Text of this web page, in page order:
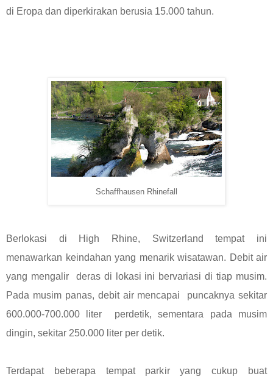
di Eropa dan diperkirakan berusia 15.000 tahun.
Schaffhausen Rhinefall
Berlokasi di High Rhine, Switzerland tempat ini
menawarkan keindahan yang menarik wisatawan. Debit air
yang mengalir deras di lokasi ini bervariasi di tiap musim.
Pada musim panas, debit air mencapai puncaknya sekitar
600.000-700.000 liter perdetik, sementara pada musim
dingin, sekitar 250.000 liter per detik.
Terdapat beberapa tempat parkir yang cukup buat